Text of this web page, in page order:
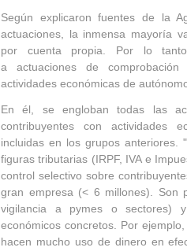
Según explicaron fuentes de la
actuaciones, la inmensa mayoría
por cuenta propia.
Por lo
a actuaciones de
actividades económicas de
En él, se engloban todas las
contribuyentes con actividades
incluidas en los grupos anteriores.
figuras tributarias (IRPF, IVA e
control selectivo sobre
gran empresa (< 6 millones). Son
vigilancia a pymes o sectores) y
económicos concretos.
Por
hacen mucho uso de dinero en